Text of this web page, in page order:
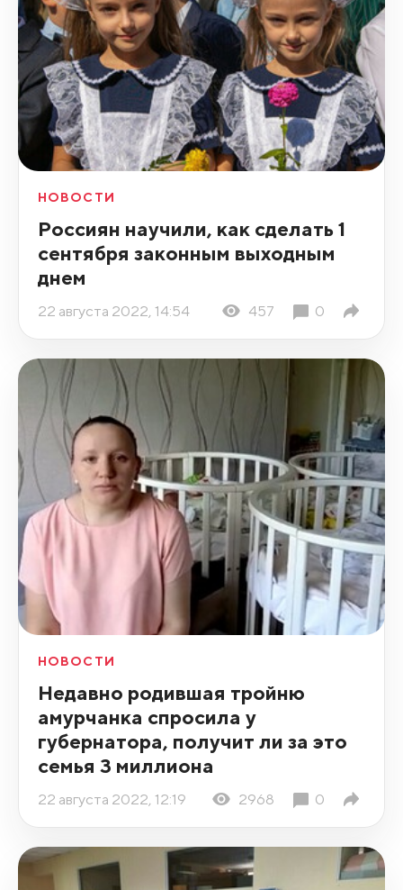
НОВОСТИ
Россиян научили, как сделать 1
сентября законным выходным
днем
22 августа 2022, 14:54 457 0
НОВОСТИ
Недавно родившая тройню
амурчанка спросила у
губернатора, получит ли за это
семья 3 миллиона
22 августа 2022, 12:19 2968 0